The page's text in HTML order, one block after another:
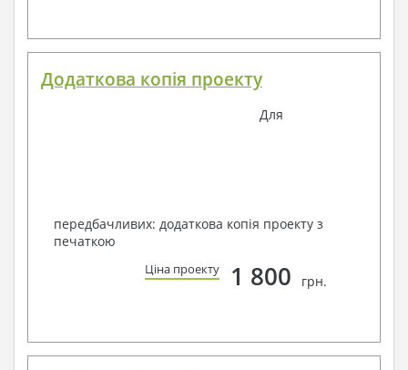
Додаткова копія проекту
Для
передбачливих: додаткова копія проекту з
печаткою
Ціна проекту 1 800 грн.